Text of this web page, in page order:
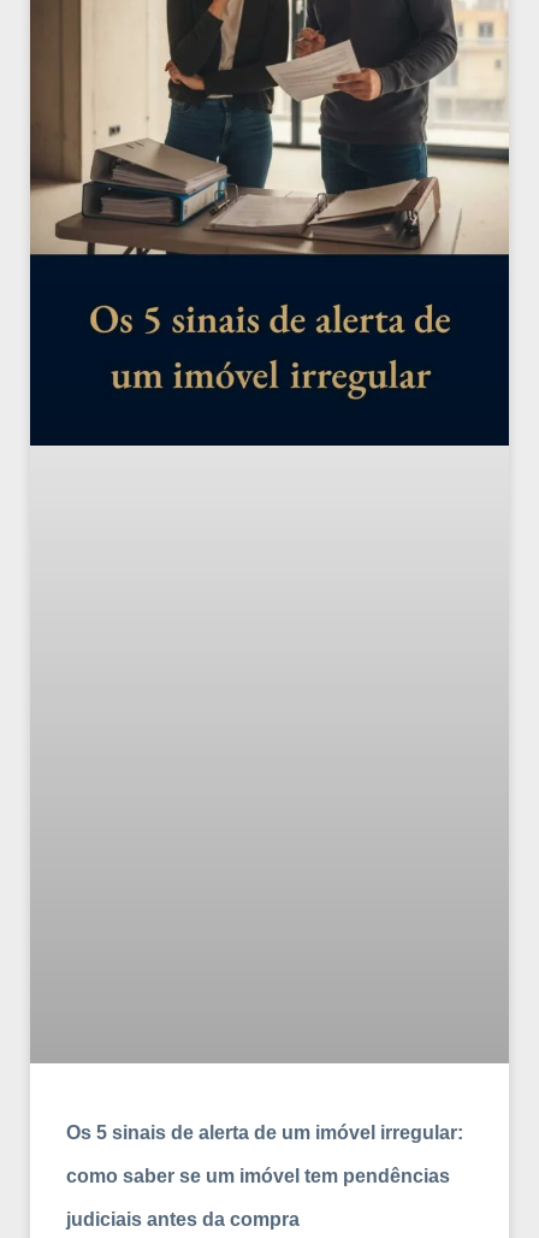
Os 5 sinais de alerta de um imóvel irregular:
como saber se um imóvel tem pendências
judiciais antes da compra